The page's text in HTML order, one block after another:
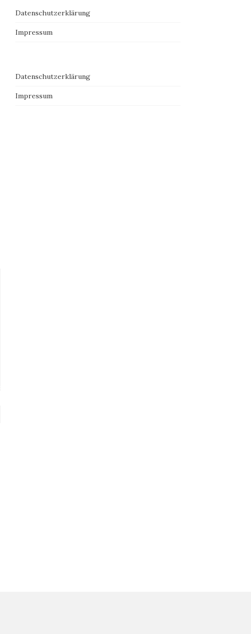
Datenschutzerklärung
Impressum
Datenschutzerklärung
Impressum